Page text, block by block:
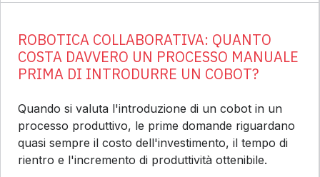
ROBOTICA COLLABORATIVA: QUANTO
COSTA DAVVERO UN PROCESSO MANUALE
PRIMA DI INTRODURRE UN COBOT?
Quando si valuta l'introduzione di un cobot in un
processo produttivo, le prime domande riguardano
quasi sempre il costo dell'investimento, il tempo di
rientro e l'incremento di produttività ottenibile.